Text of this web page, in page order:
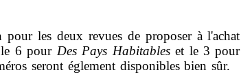
les deux revues de proposer à l'achat
le 6 pour Des Pays Habitableset le 3 pour
seront églement disponibles bien sûr.